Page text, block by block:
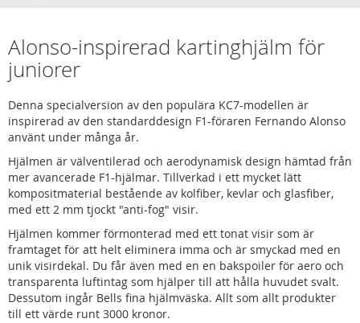
Alonso-inspirerad kartinghjälm för
juniorer
Denna specialversion av den populära KC7-modellen är
inspirerad av den standarddesign F1-föraren Fernando Alonso
använt under många år.
Hjälmen är välventilerad och aerodynamisk design hämtad från
mer avancerade F1-hjälmar. Tillverkad i ett mycket lätt
kompositmaterial bestående av kolfiber, kevlar och glasfiber,
med ett 2 mm tjockt "anti-fog" visir.
Hjälmen kommer förmonterad med ett tonat visir som är
framtaget för att helt eliminera imma och är smyckad med en
unik visirdekal. Du får även med en en bakspoiler för aero och
transparenta luftintag som hjälper till att hålla huvudet svalt.
Dessutom ingår Bells fina hjälmväska. Allt som allt produkter
till ett värde runt 3000 kronor.